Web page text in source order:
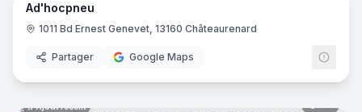
Garage
Ad'hocpneu
1011 Bd Ernest Genevet, 13160 Châteaurenard
Partager Google Maps
Ajout récent